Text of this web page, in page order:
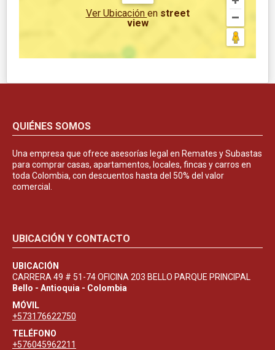
Ver Ubicación en street
view
QUIÉNES SOMOS
Una empresa que ofrece asesorías legal en Remates y Subastas
para comprar casas, apartamentos, locales, fincas y carros en
toda Colombia, con descuentos hasta del 50% del valor
comercial.
UBICACIÓN Y CONTACTO
UBICACIÓN
CARRERA 49 # 51-74 OFICINA 203 BELLO PARQUE PRINCIPAL
Bello - Antioquia - Colombia
MÓVIL
+573176622750
TELÉFONO
+576045962211